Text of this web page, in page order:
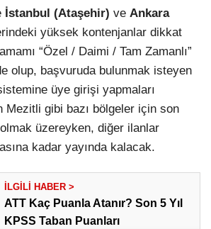
İstanbul (Ataşehir) ve Ankara
yüksek kontenjanlar dikkat
“Özel / Daimi / Tam Zamanlı”
olup, başvuruda bulunmak isteyen
üye girişi yapmaları
Mezitli gibi bazı bölgeler için son
üzereyken, diğer ilanlar
kadar yayında kalacak.
ATT Kaç Puanla Atanır? Son 5 Yıl
KPSS Taban Puanları